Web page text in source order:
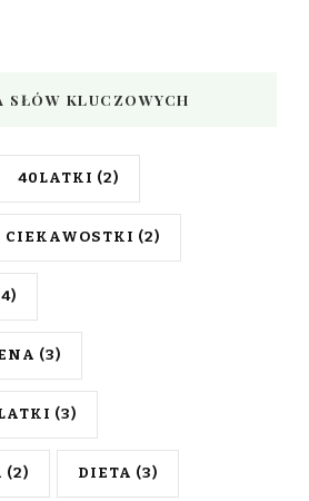
SŁÓW KLUCZOWYCH
40LATKI (2)
CIEKAWOSTKI (2)
(3)
(3)
(2) DIETA (3)